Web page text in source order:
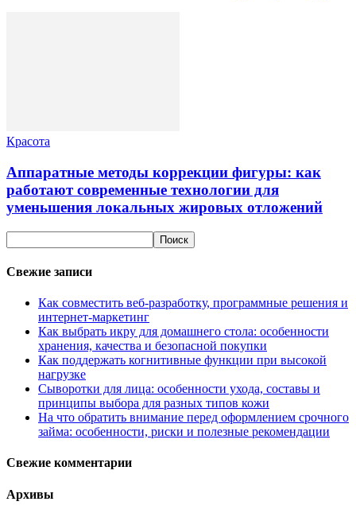
Красота
Аппаратные методы коррекции фигуры: как
работают современные технологии для
уменьшения локальных жировых отложений
Свежие записи
Как совместить веб-разработку, программные решения и
интернет-маркетинг
Как выбрать икру для домашнего стола: особенности
хранения, качества и безопасной покупки
Как поддержать когнитивные функции при высокой
нагрузке
Сыворотки для лица: особенности ухода, составы и
принципы выбора для разных типов кожи
На что обратить внимание перед оформлением срочного
займа: особенности, риски и полезные рекомендации
Свежие комментарии
Архивы